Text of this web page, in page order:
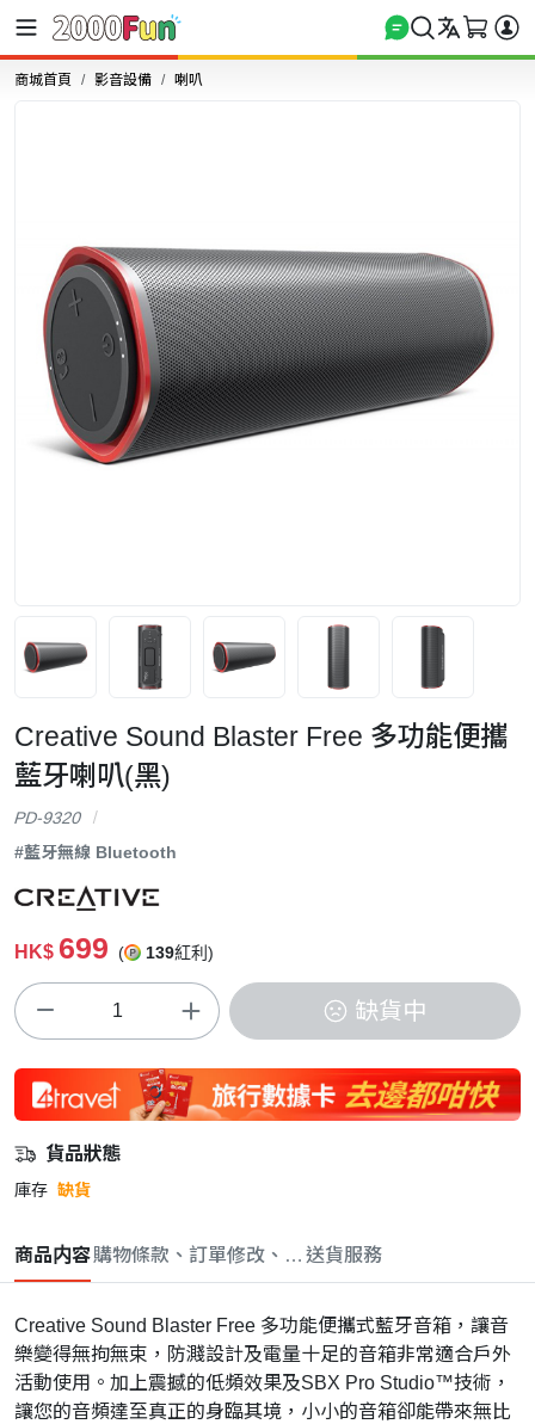
商城首頁 影音設備 喇叭
Creative Sound Blaster Free 多功能便攜
藍牙喇叭(黑)
PD-9320
#藍牙無線 Bluetooth
HK$ 699 ( 139紅利)
缺貨中
貨品狀態
庫存 缺貨
商品内容購物條款、訂單修改、取消與退款政策
送貨服務
Creative Sound Blaster Free 多功能便攜式藍牙音箱，讓音
樂變得無拘無束，防濺設計及電量十足的音箱非常適合戶外
活動使用。加上震撼的低頻效果及SBX Pro Studio™技術，
讓您的音頻達至真正的身臨其境，小小的音箱卻能帶來無比